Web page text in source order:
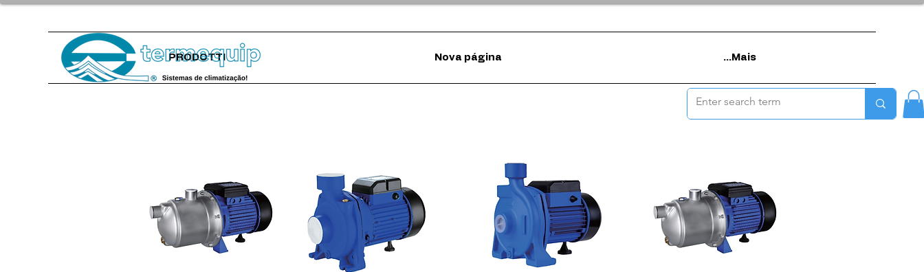
PRODOTTI Nova página Mais...